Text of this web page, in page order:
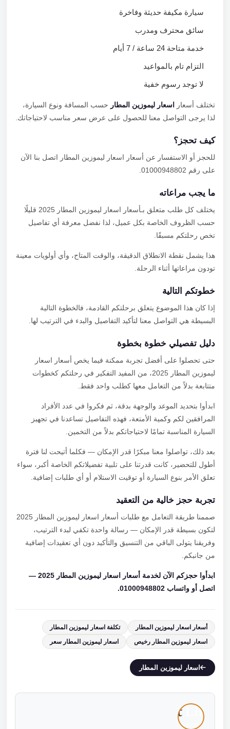
سيارة مكيفة حديثة وفاخرة
سائق محترف ومدرب
خدمة متاحة 24 ساعة / 7 أيام
التزام تام بالمواعيد
لا توجد رسوم خفية
تختلف أسعاراسعار ليموزين المطارحسب المسافة ونوع السيارة،
لذا يرجى التواصل معنا للحصول على عرض سعر مناسب لاحتياجاتك.
كيف تحجز؟
للحجز أو الاستفسار عن أسعار اسعار ليموزين المطار اتصل بنا الآن
على رقم 01000948802.
ما يجب مراعاته
يختلف كل طلب متعلق بـأسعار اسعار ليموزين المطار 2025 قليلًا
حسب الظروف الخاصة بكل عميل، لذا نفضل معرفة أي تفاصيل
تخص رحلتكم مسبقًا.
هذا يشمل نقطة الانطلاق الدقيقة، والوقت المتاح، وأي أولويات معينة
تودون مراعاتها أثناء الرحلة.
خطوتكم التالية
إذا كان هذا الموضوع يتعلق برحلتكم القادمة، فالخطوة التالية
البسيطة هي التواصل معنا لتأكيد التفاصيل والبدء في الترتيب لها.
دليل تفصيلي خطوة بخطوة
حتى تحصلوا على أفضل تجربة ممكنة فيما يخص أسعار اسعار
ليموزين المطار 2025، من المفيد التفكير في رحلتكم كخطوات
متتابعة بدلاً من التعامل معها كطلب واحد فقط.
ابدأوا بتحديد الموعد والوجهة بدقة، ثم فكروا في عدد الأفراد
المرافقين لكم وكمية الأمتعة، فهذه التفاصيل تساعدنا في تجهيز
السيارة المناسبة تمامًا لاحتياجاتكم بدلاً من التخمين.
بعد ذلك، تواصلوا معنا مبكرًا قدر الإمكان — فكلما أتيحت لنا فترة
أطول للتحضير، كانت قدرتنا على تلبية تفضيلاتكم الخاصة أكبر، سواء
تعلق الأمر بنوع السيارة أو توقيت الاستلام أو أي طلبات إضافية.
تجربة حجز خالية من التعقيد
صممنا طريقة التعامل مع طلبات أسعار اسعار ليموزين المطار 2025
لتكون بسيطة قدر الإمكان — رسالة واحدة تكفي لبدء الترتيب،
وفريقنا يتولى الباقي من التنسيق والتأكيد دون أي تعقيدات إضافية
من جانبكم.
ابدأوا حجزكم الآن لخدمة أسعار اسعار ليموزين المطار 2025 —
اتصل أو واتساب 01000948802.
أسعار اسعار ليموزين المطار
تكلفة اسعار ليموزين المطار
اسعار ليموزين المطار رخيص
اسعار ليموزين المطار سعر
اسعار ليموزين المطار